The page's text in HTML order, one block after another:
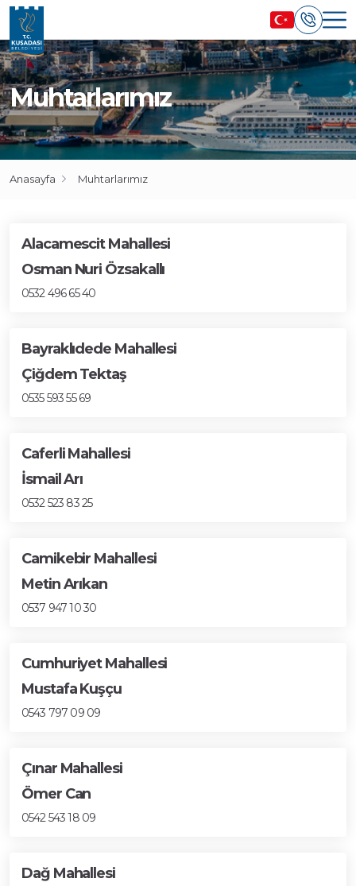
Muhtarlarımız
Anasayfa Muhtarlarımız
Alacamescit Mahallesi
Osman Nuri Özsakallı
0532 496 65 40
Bayraklıdede Mahallesi
Çiğdem Tektaş
0535 593 55 69
Caferli Mahallesi
İsmail Arı
0532 523 83 25
Camikebir Mahallesi
Metin Arıkan
0537 947 10 30
Cumhuriyet Mahallesi
Mustafa Kuşçu
0543 797 09 09
Çınar Mahallesi
Ömer Can
0542 543 18 09
Dağ Mahallesi